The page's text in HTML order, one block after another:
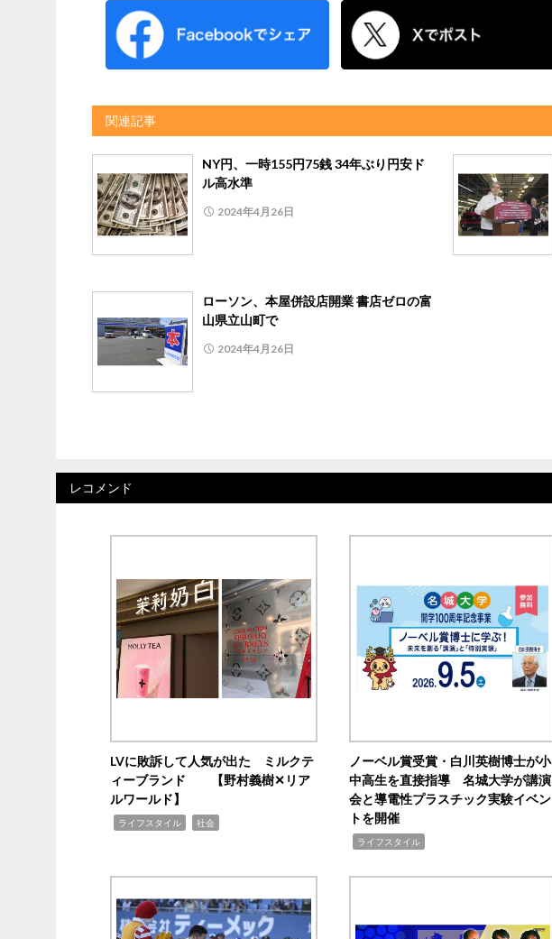
関連記事
NY円、一時155円75銭 34年ぶり円安ド
ル高水準
2024年4月26日
ローソン、本屋併設店開業 書店ゼロの富
山県立山町で
2024年4月26日
レコメンド
LVに敗訴して人気が出た ミルクテ
ィーブランド 【野村義樹✕リア
ルワールド】
ライフスタイル 社会
ノーベル賞受賞・白川英樹博士が小
中高生を直接指導 名城大学が講演
会と導電性プラスチック実験イベン
トを開催
ライフスタイル